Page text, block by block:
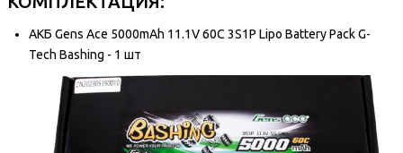
АКБ Gens Ace 5000mAh 11.1V 60C 3S1P Lipo Battery Pack G-
Tech Bashing - 1 шт